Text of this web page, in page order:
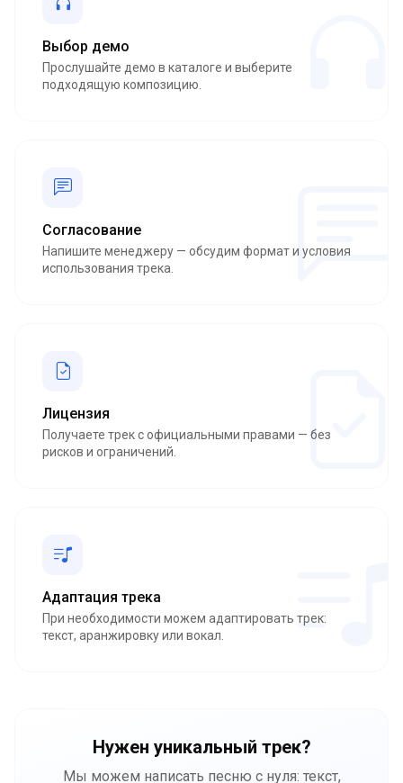
Выбор демо
Прослушайте демо в каталоге и выберите
подходящую композицию.
Согласование
Напишите менеджеру — обсудим формат и условия
использования трека.
Лицензия
Получаете трек с официальными правами — без
рисков и ограничений.
Адаптация трека
При необходимости можем адаптировать трек:
текст, аранжировку или вокал.
Нужен уникальный трек?
Мы можем написать песню с нуля: текст,